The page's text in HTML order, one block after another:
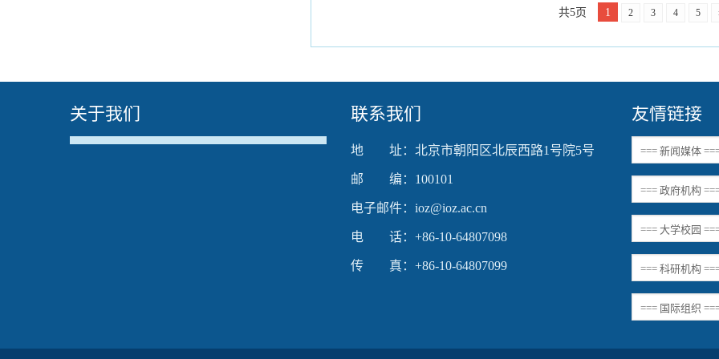
共5页 1 2 3 4 5
关于我们 联系我们
地 址：北京市朝阳区北辰西路1号院5号
邮 编：100101
电子邮件：ioz@ioz.ac.cn
电 话：+86-10-64807098
传 真：+86-10-64807099
友情链接